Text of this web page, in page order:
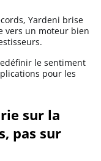
Yardeni brise
vers un moteur bien
le sentiment
pour les
sur la
pas sur